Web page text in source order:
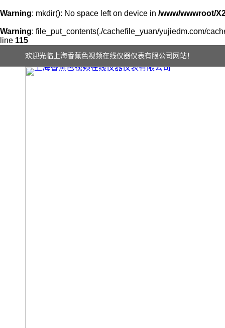
Warning: mkdir(): No space left on device in /www/wwwroot/
Warning: file_put_contents(./cachefile_yuan/yujiedm.com/
line 115
欢迎光临上海香蕉色视频在线仪器仪表有限公司网站！